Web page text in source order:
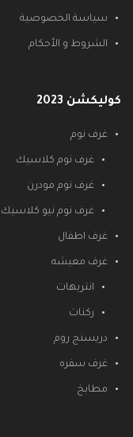
سياسة الخصوصية
الشروط و الأحكام
كوليكشن 2023
غرف نوم
غرف نوم كلاسيك
غرف نوم مودرن
غرف نوم نيو كلاسيك
غرف اطفال
غرف معيشه
انتريهات
ركنات
دريسنج روم
غرف سفره
مطابخ